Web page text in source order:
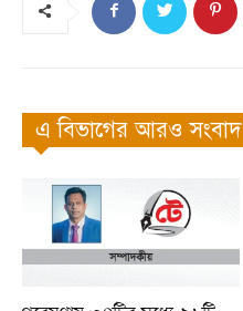
এ বিভাগের আরও সংবাদ